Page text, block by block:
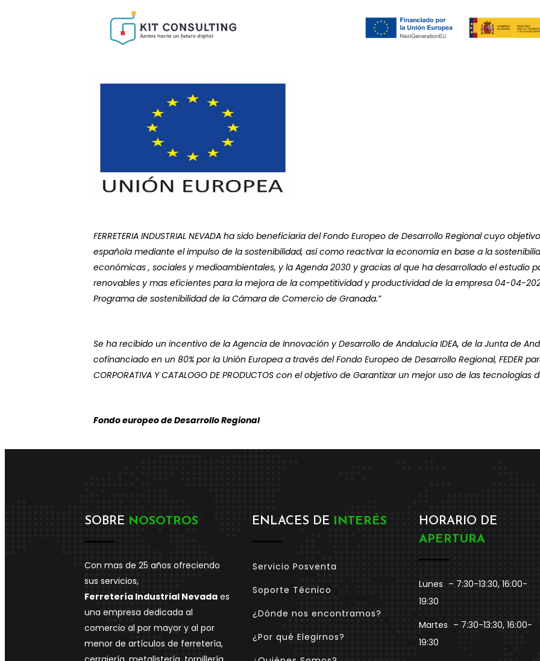
FERRETERIA INDUSTRIAL NEVADA ha sido beneficiaria del Fondo Europeo de Desarrollo Regional cuyo
española mediante el impulso de la sostenibilidad, así como reactivar la economía en base a la
económicas , sociales y medioambientales, y la Agenda 2030 y gracias al que ha desarrollado el estudio
renovables y mas eficientes para la mejora de la competitividad y productividad de la empresa 04-04-
Programa de sostenibilidad de la Cámara de Comercio de Granada.”
Se ha recibido un incentivo de la Agencia de Innovación y Desarrollo de Andalucía IDEA, de la Junta de
cofinanciado en un 80% por la Unión Europea a través del Fondo Europeo de Desarrollo Regional, FEDER
CORPORATIVA Y CATALOGO DE PRODUCTOS con el objetivo de Garantizar un mejor uso de las
Fondo europeo de Desarrollo Regional
SOBRE NOSOTROS
Con mas de 25 años ofreciendo
sus servicios,
Ferretería Industrial Nevada es
una empresa dedicada al
comercio al por mayor y al por
menor de artículos de ferretería,
ENLACES DE INTERÉS
Servicio Posventa
Soporte Técnico
¿Dónde nos encontramos?
¿Por qué Elegirnos?
HORARIO DE
APERTURA
Lunes – 7:30-13:30, 16:00-
19:30
Martes – 7:30-13:30, 16:00-
19:30